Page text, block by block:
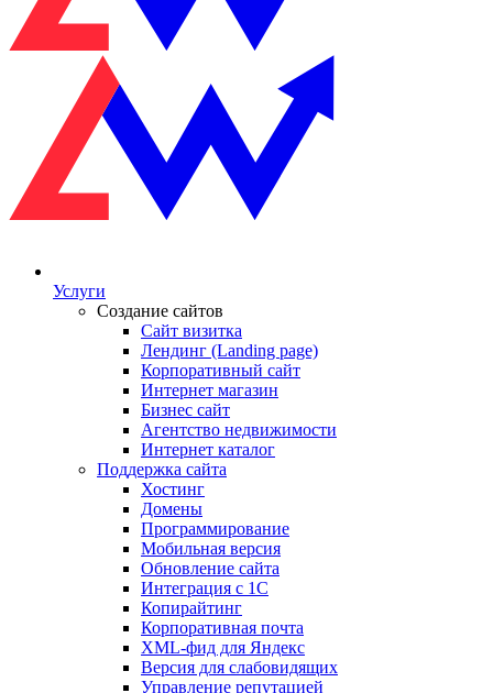
Услуги
Создание сайтов
Сайт визитка
Лендинг (Landing page)
Корпоративный сайт
Интернет магазин
Бизнес сайт
Агентство недвижимости
Интернет каталог
Поддержка сайта
Хостинг
Домены
Программирование
Мобильная версия
Обновление сайта
Интеграция с 1С
Копирайтинг
Корпоративная почта
XML-фид для Яндекс
Версия для слабовидящих
Управление репутацией